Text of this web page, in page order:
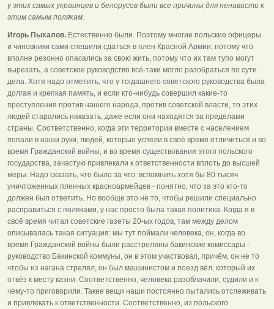
у этих самых украинцев и белорусов были все причины для ненависти к
этим самым полякам.
Игорь Пыхалов. Естественно были. Поэтому многие польские офицеры
и чиновники сами спешили сдаться в плен Красной Армии, потому что
вполне резонно опасались за свою жить, потому что их там тупо могут
вырезать, а советское руководство всё-таки могло разобраться по сути
дела. Хотя надо отметить, что у тогдашнего советского руководства была
долгая и крепкая память, и если кто-нибудь совершил какие-то
преступления против нашего народа, против советской власти, то этих
людей старались наказать, даже если они находятся за пределами
страны. Соответственно, когда эти территории вместе с населением
попали в наши руки, людей, которые успели в своё время отличиться и во
время Гражданской войны, и во время существования этого польского
государства, зачастую привлекали к ответственности вплоть до высшей
меры. Надо сказать, что было за что: вспомнить хотя бы 80 тысяч
уничтоженных пленных красноармейцев - понятно, что за это кто-то
должен был ответить. Но вообще это не то, чтобы решили специально
расправиться с поляками, у нас просто была такая политика. Когда я в
своё время читал советские газеты 20-ых годов, там между делом
описывалась такая ситуация: мы тут поймали человека, он, когда во
время Гражданской войны были расстреляны бакинские комиссары -
руководство Бакинской коммуны, он в этом участвовал, причём, он не то
чтобы из нагана стрелял, он был машинистом и поезд вёл, который их
отвёз к месту казни. Соответственно, человека разоблачили, судили и к
чему-то приговорили. Такие вещи наши постоянно пытались отслеживать
и привлекать к ответственности. Соответственно, из польского